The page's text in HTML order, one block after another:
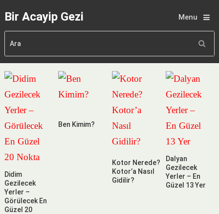
Bir Acayip Gezi Menu
Didim
Gezilecek
Yerler –
Görülecek En
Güzel 20
Ben Kimim?
Kotor Nerede?
Kotor’a Nasıl
Gidilir?
Dalyan
Gezilecek
Yerler – En
Güzel 13 Yer